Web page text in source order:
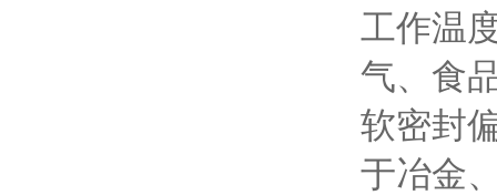
工作温
气、食
软密封
于冶金